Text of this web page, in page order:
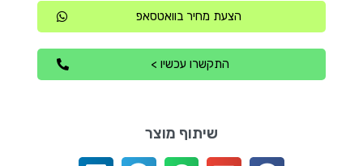
הצעת מחיר בוואטסאפ
התקשרו עכשיו >
שיתוף מוצר